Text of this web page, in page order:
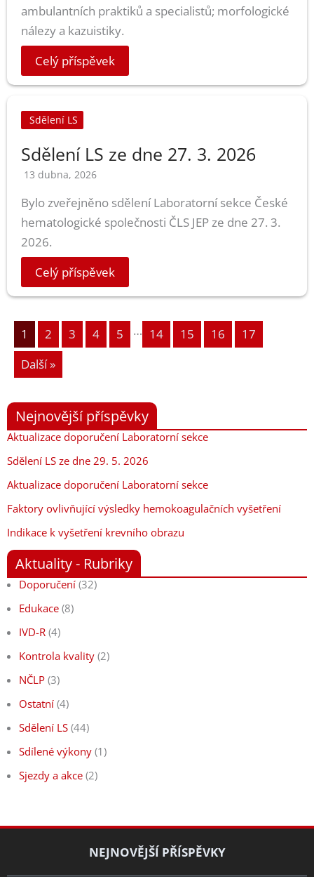
ambulantních praktiků a specialistů; morfologické
nálezy a kazuistiky.
Celý příspěvek
Sdělení LS
Sdělení LS ze dne 27. 3. 2026
13 dubna, 2026
Bylo zveřejněno sdělení Laboratorní sekce České
hematologické společnosti ČLS JEP ze dne 27. 3.
2026.
Celý příspěvek
1 2 3 4 5 … 14 15 16
17
Další »
Nejnovější příspěvky
Aktualizace doporučení Laboratorní sekce
Sdělení LS ze dne 29. 5. 2026
Aktualizace doporučení Laboratorní sekce
Faktory ovlivňující výsledky hemokoagulačních vyšetření
Indikace k vyšetření krevního obrazu
Aktuality - Rubriky
Doporučení (32)
Edukace (8)
IVD-R (4)
Kontrola kvality (2)
NČLP (3)
Ostatní (4)
Sdělení LS (44)
Sdílené výkony (1)
Sjezdy a akce (2)
NEJNOVĚJŠÍ PŘÍSPĚVKY